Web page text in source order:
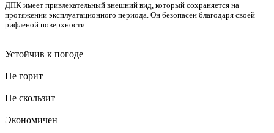
ДПК имеет привлекательный внешний вид, который сохраняется на
протяжении эксплуатационного периода. Он безопасен благодаря своей
рифленой поверхности
Устойчив к погоде
Не горит
Не скользит
Экономичен